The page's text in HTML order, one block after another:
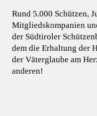
Rund 5.000 Schützen,
Mitgliedskompanien
der Südtiroler
dem die Erhaltung der
der Väterglaube am
anderen!